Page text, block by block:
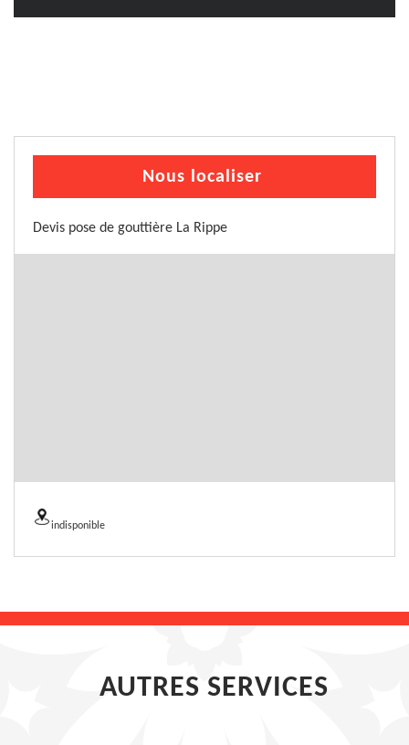
Nous localiser
Devis pose de gouttière La Rippe
indisponible
AUTRES SERVICES